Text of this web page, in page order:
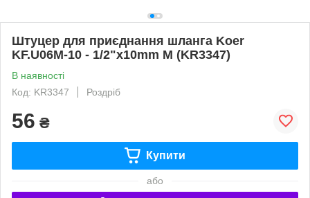
Штуцер для приєднання шланга Koer
KF.U06M-10 - 1/2"x10mm M (KR3347)
В наявності
Код: KR3347
Роздріб
56 ₴
Купити
або